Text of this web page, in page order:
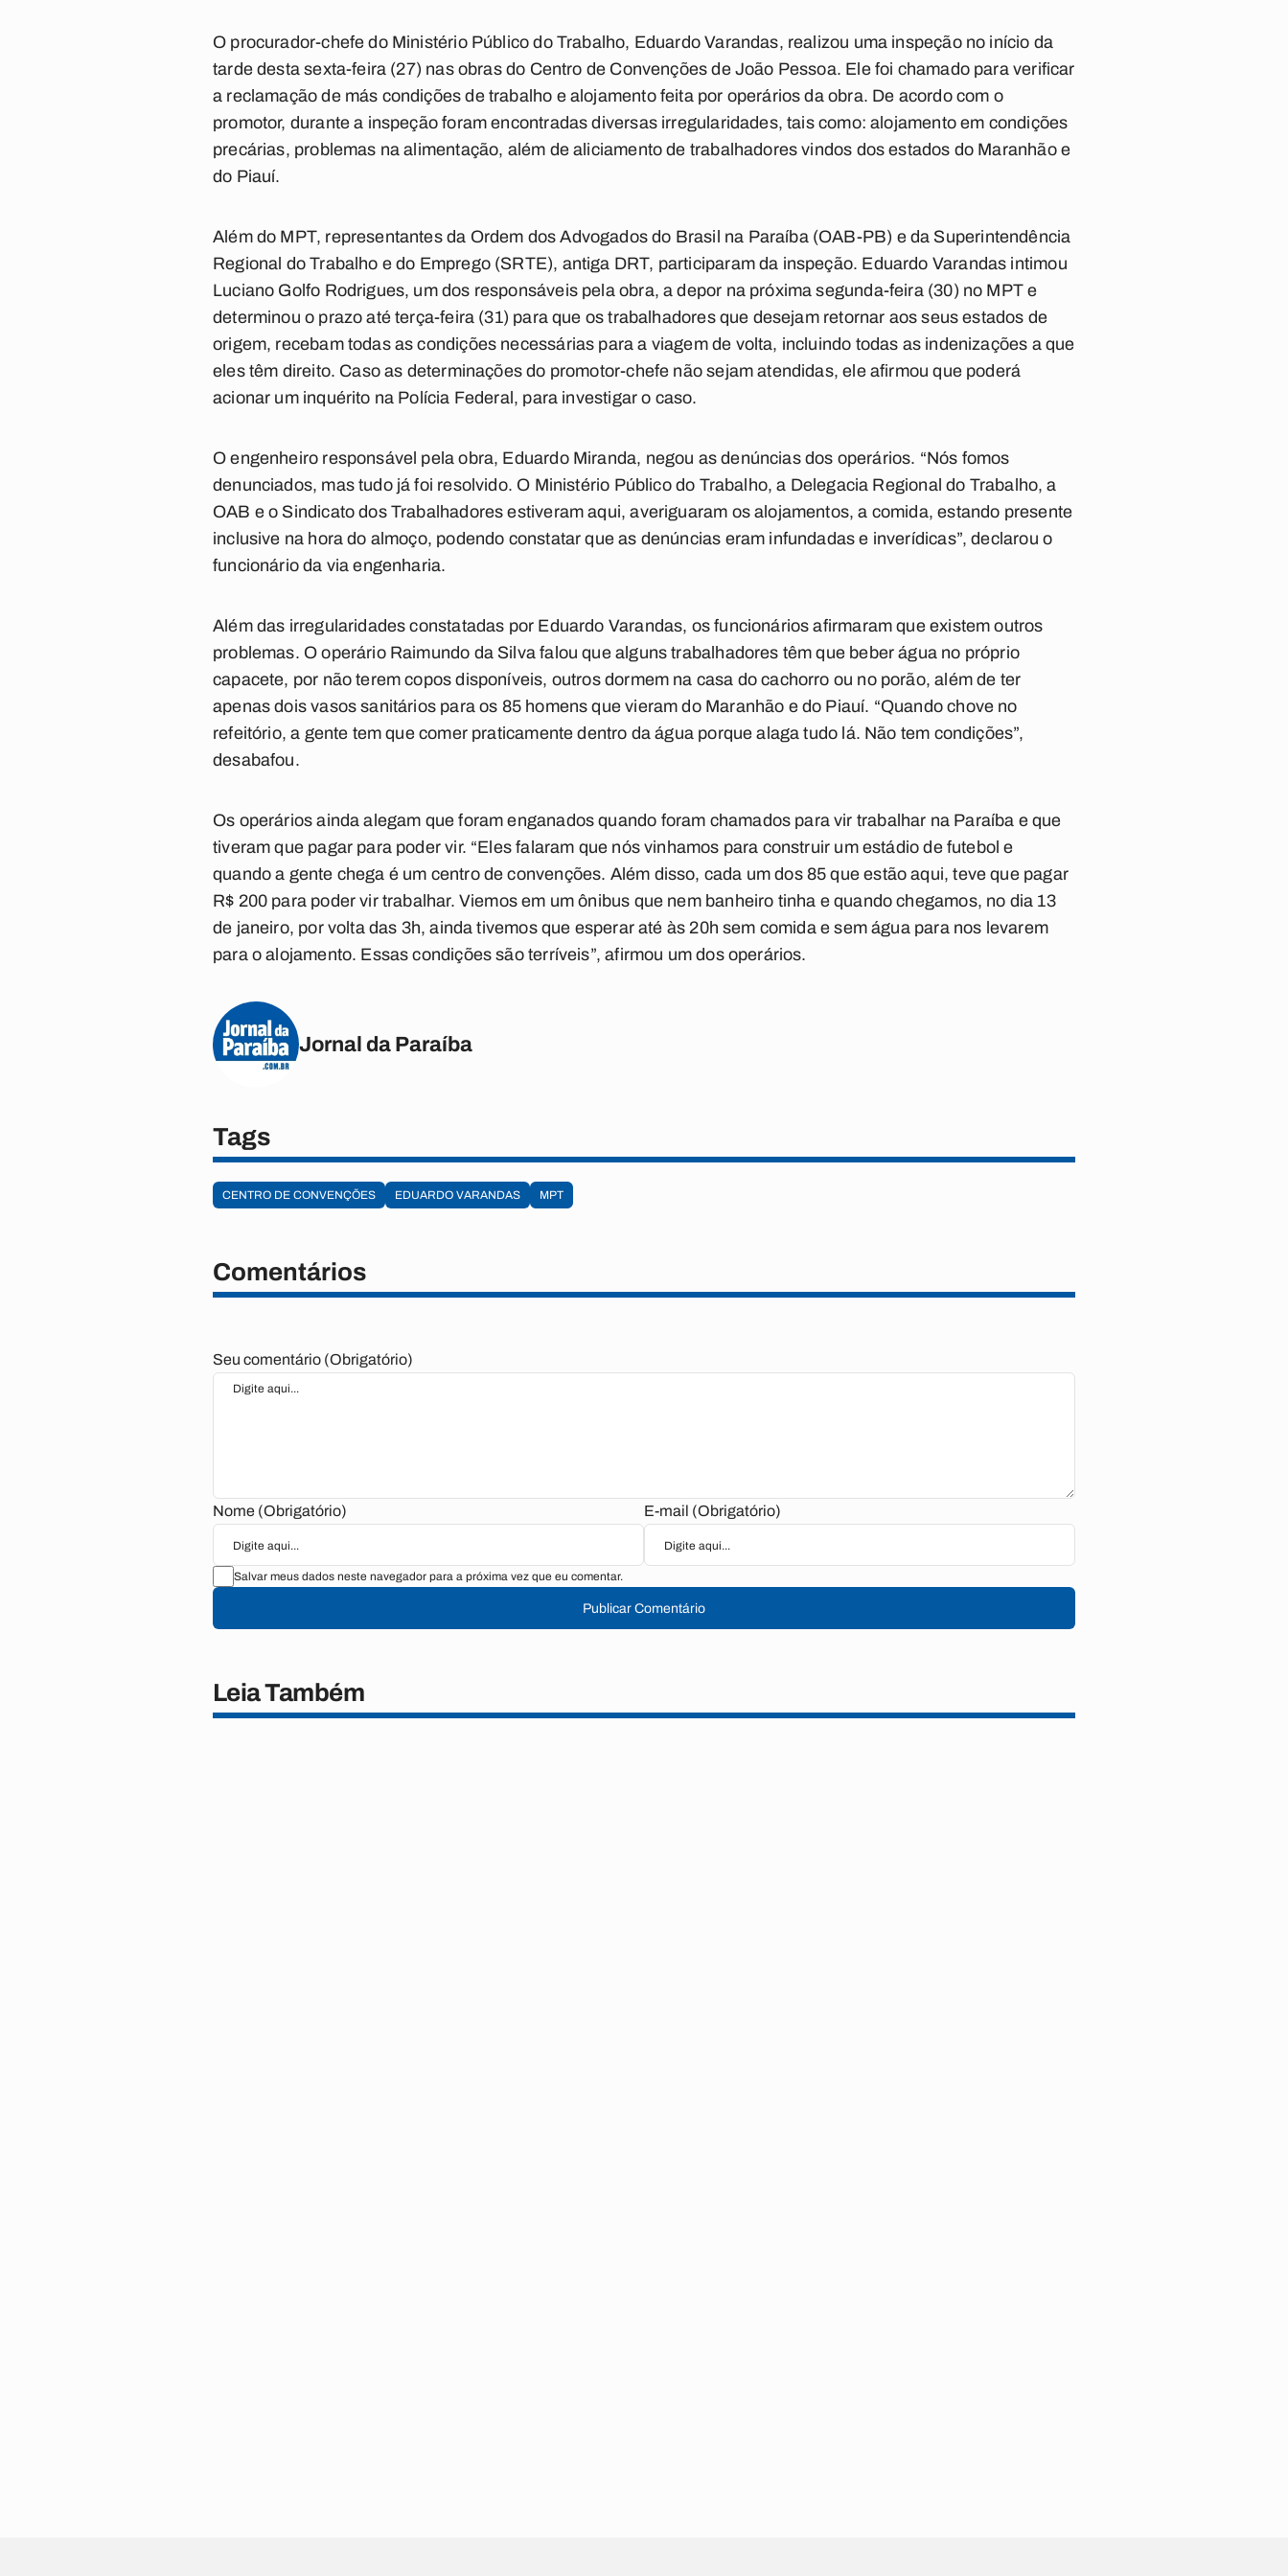
O procurador-chefe do Ministério Público do Trabalho, Eduardo Varandas, realizou uma inspeção no início da
tarde desta sexta-feira (27) nas obras do Centro de Convenções de João Pessoa. Ele foi chamado para verificar
a reclamação de más condições de trabalho e alojamento feita por operários da obra. De acordo com o
promotor, durante a inspeção foram encontradas diversas irregularidades, tais como: alojamento em condições
precárias, problemas na alimentação, além de aliciamento de trabalhadores vindos dos estados do Maranhão e
do Piauí.
Além do MPT, representantes da Ordem dos Advogados do Brasil na Paraíba (OAB-PB) e da Superintendência
Regional do Trabalho e do Emprego (SRTE), antiga DRT, participaram da inspeção. Eduardo Varandas intimou
Luciano Golfo Rodrigues, um dos responsáveis pela obra, a depor na próxima segunda-feira (30) no MPT e
determinou o prazo até terça-feira (31) para que os trabalhadores que desejam retornar aos seus estados de
origem, recebam todas as condições necessárias para a viagem de volta, incluindo todas as indenizações a que
eles têm direito. Caso as determinações do promotor-chefe não sejam atendidas, ele afirmou que poderá
acionar um inquérito na Polícia Federal, para investigar o caso.
O engenheiro responsável pela obra, Eduardo Miranda, negou as denúncias dos operários. “Nós fomos
denunciados, mas tudo já foi resolvido. O Ministério Público do Trabalho, a Delegacia Regional do Trabalho, a
OAB e o Sindicato dos Trabalhadores estiveram aqui, averiguaram os alojamentos, a comida, estando presente
inclusive na hora do almoço, podendo constatar que as denúncias eram infundadas e inverídicas”, declarou o
funcionário da via engenharia.
Além das irregularidades constatadas por Eduardo Varandas, os funcionários afirmaram que existem outros
problemas. O operário Raimundo da Silva falou que alguns trabalhadores têm que beber água no próprio
capacete, por não terem copos disponíveis, outros dormem na casa do cachorro ou no porão, além de ter
apenas dois vasos sanitários para os 85 homens que vieram do Maranhão e do Piauí. “Quando chove no
refeitório, a gente tem que comer praticamente dentro da água porque alaga tudo lá. Não tem condições”,
desabafou.
Os operários ainda alegam que foram enganados quando foram chamados para vir trabalhar na Paraíba e que
tiveram que pagar para poder vir. “Eles falaram que nós vinhamos para construir um estádio de futebol e
quando a gente chega é um centro de convenções. Além disso, cada um dos 85 que estão aqui, teve que pagar
R$ 200 para poder vir trabalhar. Viemos em um ônibus que nem banheiro tinha e quando chegamos, no dia 13
de janeiro, por volta das 3h, ainda tivemos que esperar até às 20h sem comida e sem água para nos levarem
para o alojamento. Essas condições são terríveis”, afirmou um dos operários.
Jornal da Paraíba
Tags
CENTRO DE CONVENÇÕES EDUARDO VARANDAS MPT
Comentários
Seu comentário (Obrigatório)
Nome (Obrigatório) E-mail (Obrigatório)
Salvar meus dados neste navegador para a próxima vez que eu comentar.
Publicar Comentário
Leia Também